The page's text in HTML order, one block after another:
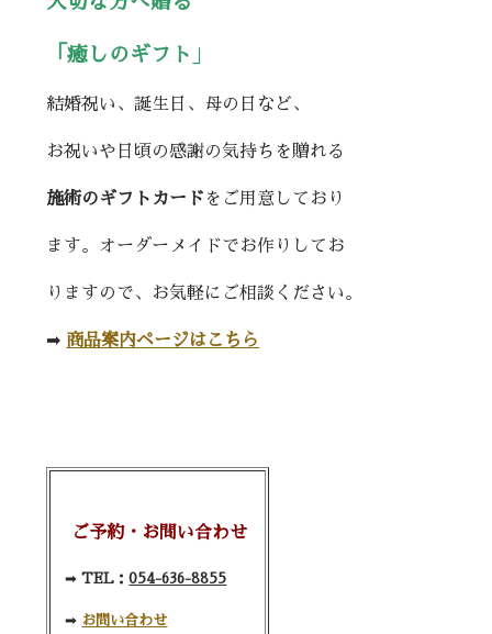
「癒しのギフト 」
結婚祝い、誕生日、母の日など、
お祝いや日頃の感謝の気持ちを贈れる
施術のギフトカード をご用意しており
ます。オーダーメイドでお作りしてお
りますので、お気軽にご相談ください。
➡︎ 商品案内ページはこちら
ご予約・お問い合わせ
➡︎TEL：054-636-8855
➡︎ お問い合わせ